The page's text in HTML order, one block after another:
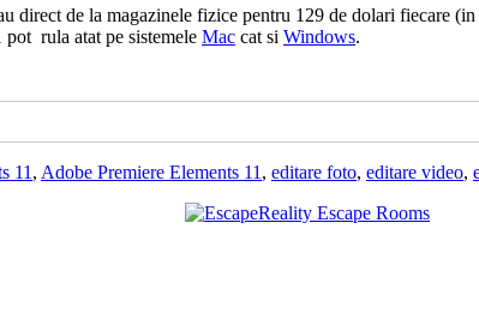
direct de la magazinele fizice pentru 129 de dolari fiecare
pot rula atat pe sistemele Mac cat si Windows.
11 , Adobe Premiere Elements 11 , editare foto, editare video,